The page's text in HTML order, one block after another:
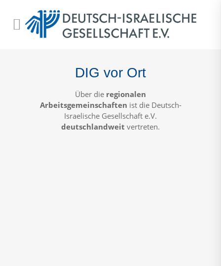
DIG vor Ort
Über die regionalen
Arbeitsgemeinschaften ist die Deutsch-
Israelische Gesellschaft e.V.
deutschlandweit vertreten.